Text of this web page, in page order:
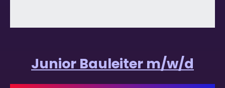
Junior Bauleiter m/w/d